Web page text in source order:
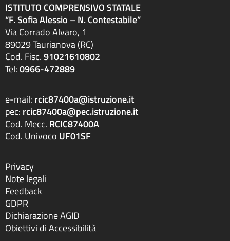
ISTITUTO COMPRENSIVO STATALE
“F. Sofia Alessio – N. Contestabile”
Via Corrado Alvaro, 1
89029 Taurianova (RC)
Cod. Fisc.91021610802
Tel:0966-472889
e-mail: rcic87400a@istruzione.it
pec: rcic87400a@pec.istruzione.it
Cod. Mecc. RCIC87400A
Cod. Univoco UF01SF
Privacy
Note legali
Feedback
GDPR
Dichiarazione AGID
Obiettivi di Accessibilità